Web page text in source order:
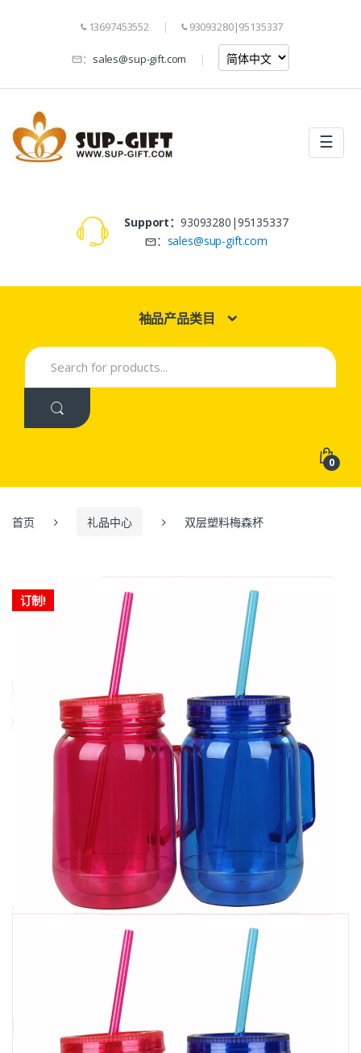
13697453552 93093280|95135337
： sales@sup-gift.com
☰
Support： 93093280|95135337
： sales@sup-gift.com
袖品产品类目
Search
for:
0
首页 礼品中心 双层塑料梅森杯
订制!